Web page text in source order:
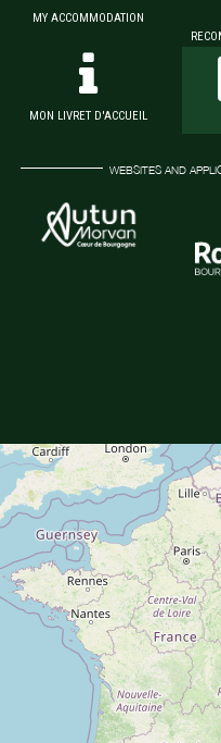
MY ACCOMMODATION
MON LIVRET D'ACCUEIL
WEBSITES AND